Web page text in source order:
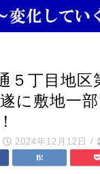
５丁目地区
に敷地一
2024年12月12日 /